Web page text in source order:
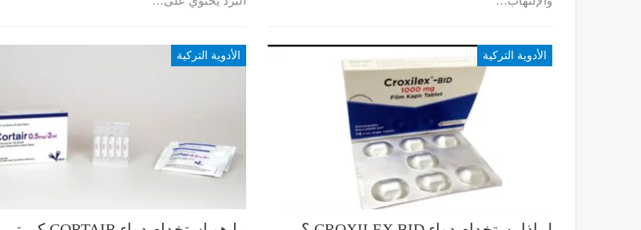
الأدوية التركية الأدوية التركية